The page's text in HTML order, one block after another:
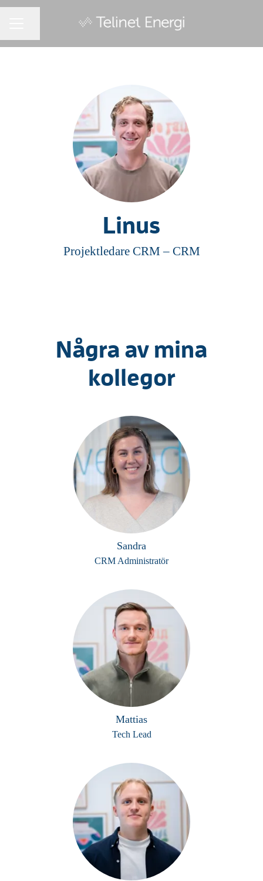
Linus
Projektledare CRM – CRM
Några av mina
kollegor
Sandra
CRM Administratör
Mattias
Tech Lead